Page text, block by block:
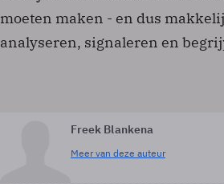
moeten maken - en dus
analyseren, signaleren en
Freek Blankena
Meer van deze auteur